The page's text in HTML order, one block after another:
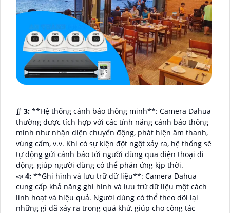
∬ 3: **Hệ thống cảnh báo thông minh**: Camera Dahua
thường được tích hợp với các tính năng cảnh báo thông
minh như nhận diện chuyển động, phát hiện âm thanh,
vùng cấm, v.v. Khi có sự kiện đột ngột xảy ra, hệ thống sẽ
tự động gửi cảnh báo tới người dùng qua điện thoại di
động, giúp người dùng có thể phản ứng kịp thời.
📣 4: **Ghi hình và lưu trữ dữ liệu**: Camera Dahua
cung cấp khả năng ghi hình và lưu trữ dữ liệu một cách
linh hoạt và hiệu quả. Người dùng có thể theo dõi lại
những gì đã xảy ra trong quá khứ, giúp cho công tác